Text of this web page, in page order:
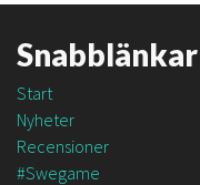
Snabblänkar
Start
Nyheter
Recensioner
#Swegame